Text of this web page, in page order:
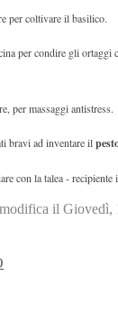
per coltivare il basilico.
per condire gli
per massaggi antistress.
bravi ad inventare il
con la talea -
il Giovedì,